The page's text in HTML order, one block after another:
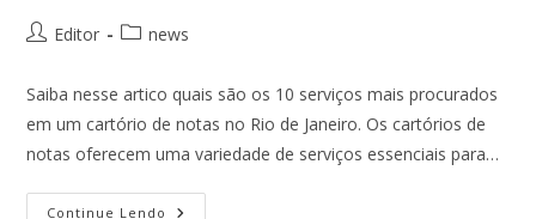
Editor news
Saiba nesse artico quais são os 10 serviços mais procurados
em um cartório de notas no Rio de Janeiro. Os cartórios de
notas oferecem uma variedade de serviços essenciais para…
Continue Lendo